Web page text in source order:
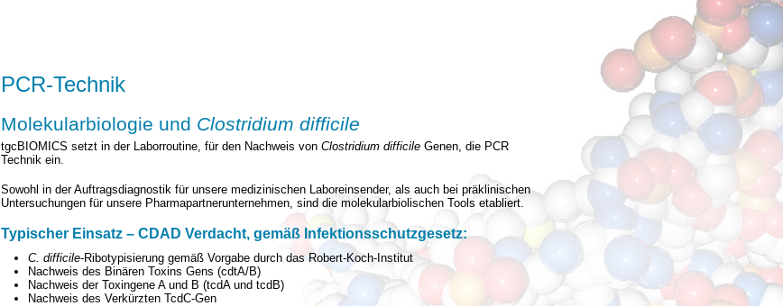
PCR-Technik
Molekularbiologie und Clostridium difficile
tgcBIOMICS setzt in der Laborroutine, für den Nachweis von Clostridium difficile Genen, die PCR
Technik ein.
Sowohl in der Auftragsdiagnostik für unsere medizinischen Laboreinsender, als auch bei präklinischen
Untersuchungen für unsere Pharmapartnerunternehmen, sind die molekularbiolischen Tools etabliert.
Typischer Einsatz – CDAD Verdacht, gemäß Infektionsschutzgesetz:
C. difficile-Ribotypisierung gemäß Vorgabe durch das Robert-Koch-Institut
Nachweis des Binären Toxins Gens (cdtA/B)
Nachweis der Toxingene A und B (tcdA und tcdB)
Nachweis des Verkürzten TcdC-Gen